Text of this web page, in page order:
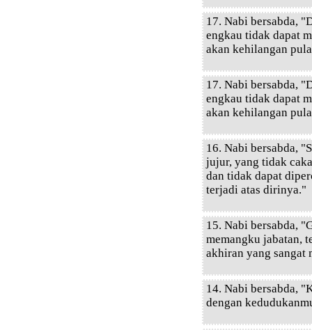
17. Nabi bersabda,
engkau tidak dapat
akan kehilangan
17. Nabi bersabda,
engkau tidak dapat
akan kehilangan
16. Nabi bersabda,
jujur, yang tidak
dan tidak dapat
terjadi atas dirinya."
15. Nabi bersabda,
memangku jabatan,
akhiran yang sangat
14. Nabi bersabda,
dengan